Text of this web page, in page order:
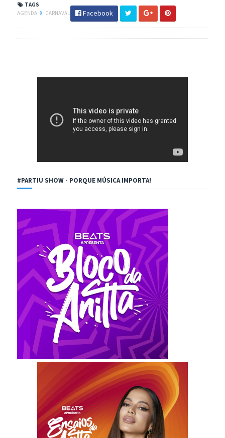
TAGS
AGENDA X CARNAVAL Facebook
#PARTIU SHOW - PORQUE MÚSICA IMPORTA!